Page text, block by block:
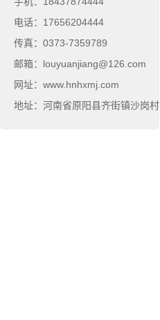
电话：17656204444
传真：0373-7359789
邮箱：louyuanjiang@126.com
网址：www.hnhxmj.com
地址：河南省原阳县齐街镇沙岗村